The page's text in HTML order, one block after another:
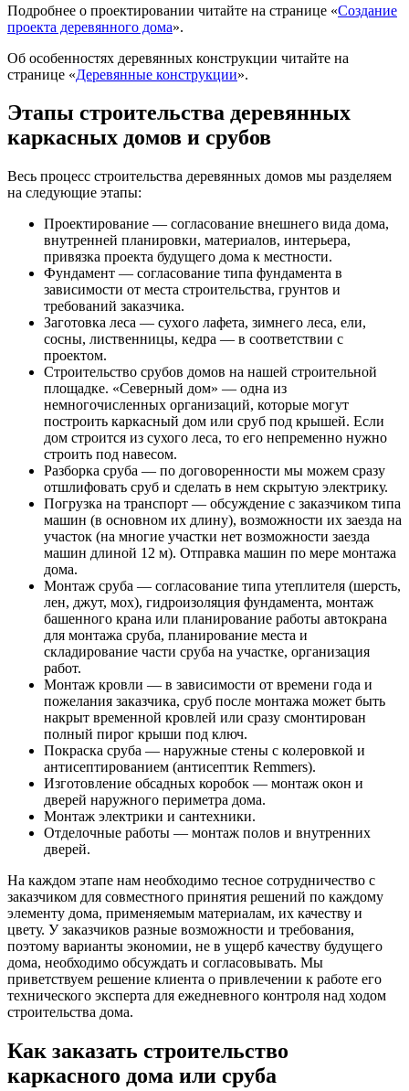
Подробнее о проектировании читайте на странице «Создание
проекта деревянного дома».
Об особенностях деревянных конструкции читайте на
странице «Деревянные конструкции».
Этапы строительства деревянных
каркасных домов и срубов
Весь процесс строительства деревянных домов мы разделяем
на следующие этапы:
Проектирование — согласование внешнего вида дома,
внутренней планировки, материалов, интерьера,
привязка проекта будущего дома к местности.
Фундамент — согласование типа фундамента в
зависимости от места строительства, грунтов и
требований заказчика.
Заготовка леса — сухого лафета, зимнего леса, ели,
сосны, лиственницы, кедра — в соответствии с
проектом.
Строительство срубов домов на нашей строительной
площадке. «Северный дом» — одна из
немногочисленных организаций, которые могут
построить каркасный дом или сруб под крышей. Если
дом строится из сухого леса, то его непременно нужно
строить под навесом.
Разборка сруба — по договоренности мы можем сразу
отшлифовать сруб и сделать в нем скрытую электрику.
Погрузка на транспорт — обсуждение с заказчиком типа
машин (в основном их длину), возможности их заезда на
участок (на многие участки нет возможности заезда
машин длиной 12 м). Отправка машин по мере монтажа
дома.
Монтаж сруба — согласование типа утеплителя (шерсть,
лен, джут, мох), гидроизоляция фундамента, монтаж
башенного крана или планирование работы автокрана
для монтажа сруба, планирование места и
складирование части сруба на участке, организация
работ.
Монтаж кровли — в зависимости от времени года и
пожелания заказчика, сруб после монтажа может быть
накрыт временной кровлей или сразу смонтирован
полный пирог крыши под ключ.
Покраска сруба — наружные стены с колеровкой и
антисептированием (антисептик Remmers).
Изготовление обсадных коробок — монтаж окон и
дверей наружного периметра дома.
Монтаж электрики и сантехники.
Отделочные работы — монтаж полов и внутренних
дверей.
На каждом этапе нам необходимо тесное сотрудничество с
заказчиком для совместного принятия решений по каждому
элементу дома, применяемым материалам, их качеству и
цвету. У заказчиков разные возможности и требования,
поэтому варианты экономии, не в ущерб качеству будущего
дома, необходимо обсуждать и согласовывать. Мы
приветствуем решение клиента о привлечении к работе его
технического эксперта для ежедневного контроля над ходом
строительства дома.
Как заказать строительство
каркасного дома или сруба